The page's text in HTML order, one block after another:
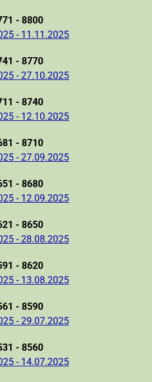
- 8800
- 11.11.2025
- 8770
- 27.10.2025
- 8740
- 12.10.2025
- 8710
- 27.09.2025
- 8680
- 12.09.2025
- 8650
- 28.08.2025
- 8620
- 13.08.2025
- 8590
- 29.07.2025
- 8560
- 14.07.2025